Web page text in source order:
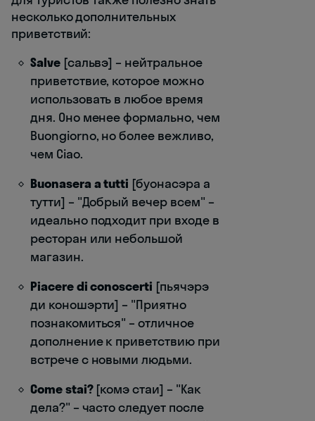
несколько дополнительных
приветствий:
Salve[сальвэ] – нейтральное
приветствие, которое можно
использовать в любое время
дня. Оно менее формально, чем
Buongiorno, но более вежливо,
чем Ciao.
Buonasera a tutti [буонасэра а
тутти] – "Добрый вечер всем" –
идеально подходит при входе в
ресторан или небольшой
магазин.
Piacere di conoscerti [пьячэрэ
ди коношэрти] – "Приятно
познакомиться" – отличное
дополнение к приветствию при
встрече с новыми людьми.
Come stai?[комэ стаи] – "Как
дела?" – часто следует после